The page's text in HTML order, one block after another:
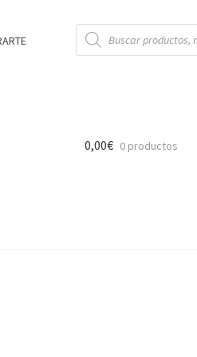
Búsqueda
de
productos
0,00€ 0 productos